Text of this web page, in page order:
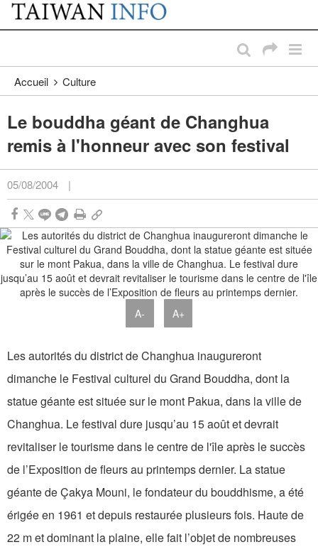
Passer au contenu principal
:::
Accueil Culture
Le bouddha géant de Changhua
remis à l'honneur avec son festival
05/08/2004 |
A- A+
Les autorités du district de Changhua inaugureront
dimanche le Festival culturel du Grand Bouddha, dont la
statue géante est située sur le mont Pakua, dans la ville de
Changhua. Le festival dure jusqu’au 15 août et devrait
revitaliser le tourisme dans le centre de l'île après le succès
de l’Exposition de fleurs au printemps dernier. La statue
géante de Çakya Mouni, le fondateur du bouddhisme, a été
érigée en 1961 et depuis restaurée plusieurs fois. Haute de
22 m et dominant la plaine, elle fait l’objet de nombreuses